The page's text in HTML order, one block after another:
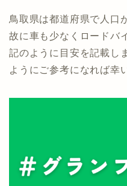
鳥取県は都道府県で人口
故に車も少なくロードバ
記のように目安を記載し
ようにご参考になれば幸